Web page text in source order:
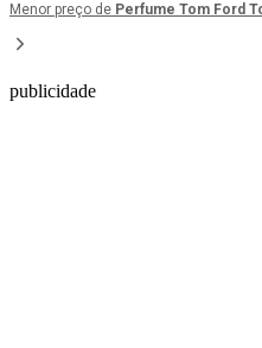
Menor preço de Perfume Tom Ford
publicidade